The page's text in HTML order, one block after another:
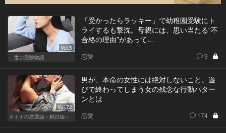
Vol.5
二世お受験物語
「受かったらラッキー」で幼稚園受験にト
ライするも撃沈。母親には、思い当たる“不
合格の理由”があって…
恋愛 9
Vol.72
オトナの恋愛論～解説編～
男が、本命の女性には絶対しないこと。遊
びで終わってしまう女の残念な行動パター
ンとは
恋愛 174